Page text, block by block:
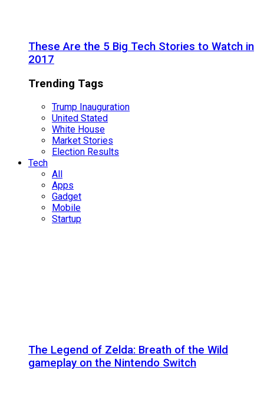
These Are the 5 Big Tech Stories to Watch in
2017
Trending Tags
Trump Inauguration
United Stated
White House
Market Stories
Election Results
Tech
All
Apps
Gadget
Mobile
Startup
The Legend of Zelda: Breath of the Wild
gameplay on the Nintendo Switch